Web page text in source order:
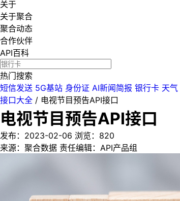
关于
关于聚合
聚合动态
合作伙伴
API百科
热门搜索
短信发送 5G基站 身份证 AI新闻简报 银行卡 天气
接口大全 / 电视节目预告API接口
电视节目预告API接口
发布：2023-02-06 浏览： 820
来源：聚合数据 责任编辑：API产品组